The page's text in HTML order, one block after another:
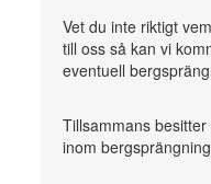
Vet du inte riktigt
till oss så kan vi
eventuell
Tillsammans
inom